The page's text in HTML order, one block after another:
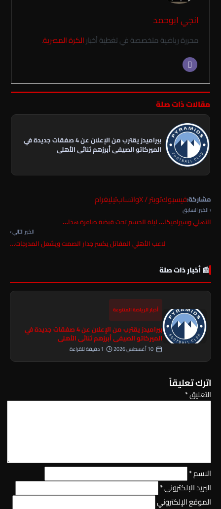
انجي ابوحمد
محررة رياضية متخصصة في تغطية أخبارالكرة المصرية.
مقالات ذات صلة
بيراميدز يقترب من الإعلان عن 4 صفقات جديدة في
الميركاتو الصيفي أبرزهم ثنائي الأهلي
مشاركة:فيسبوكتويتر / X واتسابتيليغرام
‹ الخبر السابق
الأهلي وسيراميكا… ليلة الحسم تحت قبضة صافرة هذا…
الخبر التالي ›
لاعب الأهلي المقاتل يكسر جدار الصمت ويشعل المدرجات…
📰 أخبار ذات صلة
أخبار الرياضة المتنوعة
بيراميدز يقترب من الإعلان عن 4 صفقات جديدة في
الميركاتو الصيفي أبرزهم ثنائي الأهلي
اترك تعليقاً
التعليق*
الاسم*
البريد الإلكتروني*
الموقع الإلكتروني